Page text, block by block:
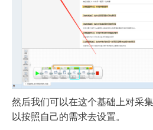
然后我们可以在这个基础上对采
以按照自己的需求去设置。